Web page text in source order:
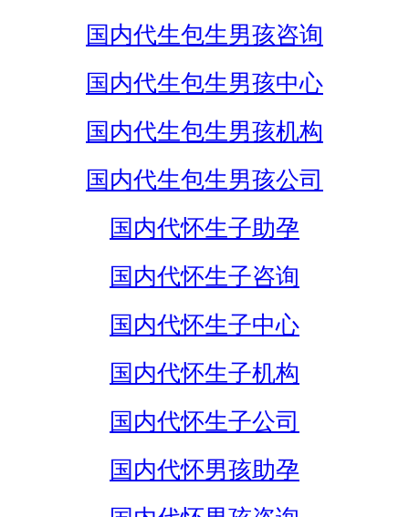
国内代生包生男孩咨询
国内代生包生男孩中心
国内代生包生男孩机构
国内代生包生男孩公司
国内代怀生子助孕
国内代怀生子咨询
国内代怀生子中心
国内代怀生子机构
国内代怀生子公司
国内代怀男孩助孕